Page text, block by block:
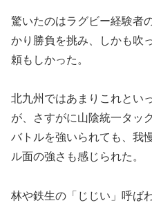
驚いたのはラグビー経験者
かり勝負を挑み、しかも吹
頼もしかった。
北九州ではあまりこれとい
が、さすがに山陰統一タッ
バトルを強いられても、我
ル面の強さも感じられた。
林や鉄生の「じじい」呼ば